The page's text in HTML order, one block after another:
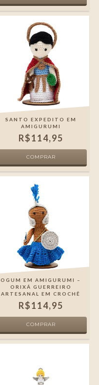
SANTO EXPEDITO EM
AMIGURUMI
R$114,95
OGUM EM AMIGURUMI –
ORIXÁ GUERREIRO
ARTESANAL EM CROCHÊ
R$114,95